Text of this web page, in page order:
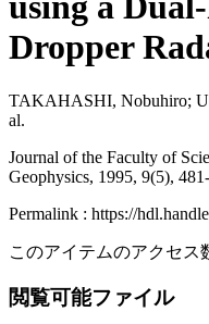
Dropper
TAKAHASHI, Nobuhiro;
al.
Journal of the Faculty of
Geophysics, 1995, 9(5),
Permalink : https://
このアイテムのアクセス
閲覧可能ファイル